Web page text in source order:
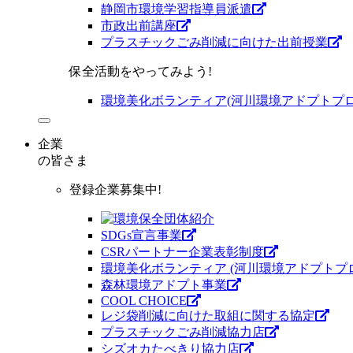
静岡市環境学習指導員派遣
市政出前講座
プラスチックごみ削減に向けた出前授業
保全活動をやってみよう!
環境美化ボランティア(河川環境アドプトプ
企業
の皆さま
登録企業募集中!
SDGs宣言事業
CSRパートナー企業表彰制度
環境美化ボランティア (河川環境アドプトプ
森林環境アドプト事業
COOL CHOICE
レジ袋削減に向けた取組に関する協定
プラスチックごみ削減協力店
シズオカたべきり協力店